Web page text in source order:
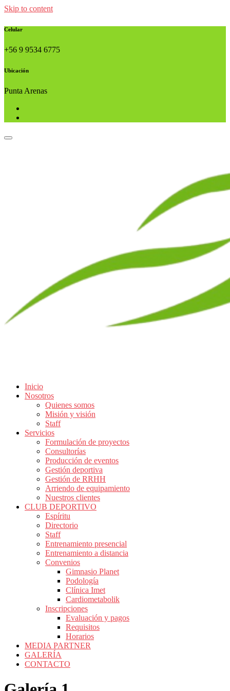
Skip to content
Celular
+56 9 9534 6775
Ubicación
Punta Arenas
Inicio
Nosotros
Quienes somos
Misión y visión
Staff
Servicios
Formulación de proyectos
Consultorías
Producción de eventos
Gestión deportiva
Gestión de RRHH
Arriendo de equipamiento
Nuestros clientes
CLUB DEPORTIVO
Espíritu
Directorio
Staff
Entrenamiento presencial
Entrenamiento a distancia
Convenios
Gimnasio Planet
Podología
Clínica Imet
Cardiometabolik
Inscripciones
Evaluación y pagos
Requisitos
Horarios
MEDIA PARTNER
GALERÍA
CONTACTO